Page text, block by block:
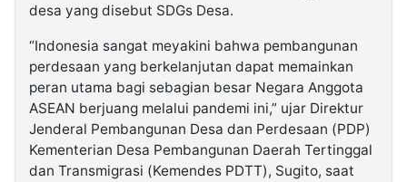
desa yang disebut SDGs Desa.
“Indonesia sangat meyakini bahwa pembangunan
perdesaan yang berkelanjutan dapat memainkan
peran utama bagi sebagian besar Negara Anggota
ASEAN berjuang melalui pandemi ini,” ujar Direktur
Jenderal Pembangunan Desa dan Perdesaan (PDP)
Kementerian Desa Pembangunan Daerah Tertinggal
dan Transmigrasi (Kemendes PDTT), Sugito, saat